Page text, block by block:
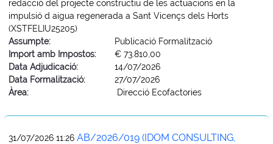
redacció del projecte constructiu de les actuacions en la
impulsió d aigua regenerada a Sant Vicençs dels Horts
(XSTFELIU25205)
Assumpte:
Publicació Formalització
Import amb Impostos:
€ 73.810,00
Data Adjudicació:
14/07/2026
Data Formalització:
27/07/2026
Àrea:
Direcció Ecofactories
31/07/2026 11:26 AB/2026/019 (IDOM CONSULTING,